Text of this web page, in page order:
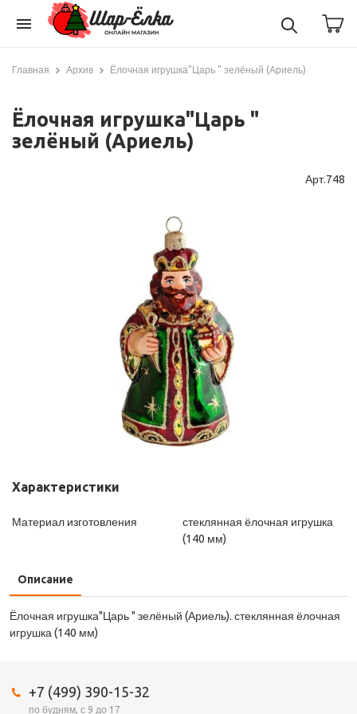
menu
Главная Архив Ёлочная игрушка"Царь " зелёный (Ариель)
Ёлочная игрушка"Царь "
зелёный (Ариель)
Арт.748
Характеристики
Материал изготовления
стеклянная ёлочная игрушка
(140 мм)
Описание
Ёлочная игрушка"Царь " зелёный (Ариель). стеклянная ёлочная
игрушка (140 мм)
+7 (499) 390-15-32
по будням, с 9 до 17